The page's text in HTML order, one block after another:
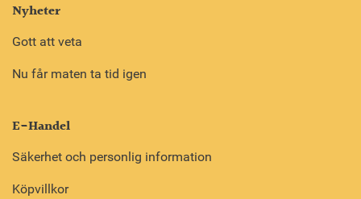
Nyheter
Gott att veta
Nu får maten ta tid igen
E-Handel
Säkerhet och personlig information
Köpvillkor